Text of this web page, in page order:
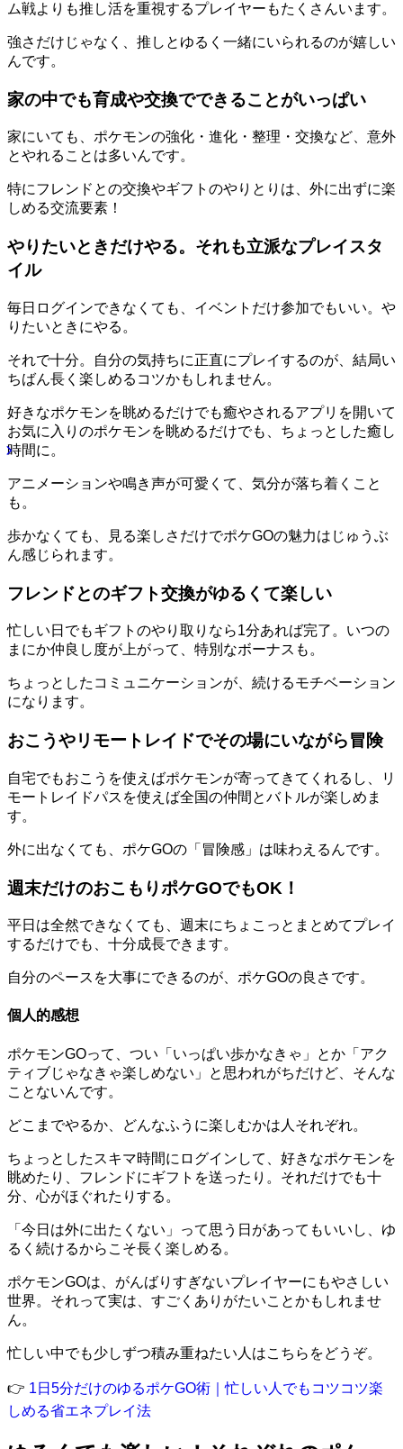
ム戦よりも推し活を重視するプレイヤーもたくさんいます。
強さだけじゃなく、推しとゆるく一緒にいられるのが嬉しい
んです。
家の中でも育成や交換でできることがいっぱい
家にいても、ポケモンの強化・進化・整理・交換など、意外
とやれることは多いんです。
特にフレンドとの交換やギフトのやりとりは、外に出ずに楽
しめる交流要素！
やりたいときだけやる。それも立派なプレイスタ
イル
毎日ログインできなくても、イベントだけ参加でもいい。や
りたいときにやる。
それで十分。自分の気持ちに正直にプレイするのが、結局い
ちばん長く楽しめるコツかもしれません。
好きなポケモンを眺めるだけでも癒やされるアプリを開いて
お気に入りのポケモンを眺めるだけでも、ちょっとした癒し
時間に。
アニメーションや鳴き声が可愛くて、気分が落ち着くこと
も。
歩かなくても、見る楽しさだけでポケGOの魅力はじゅうぶ
ん感じられます。
フレンドとのギフト交換がゆるくて楽しい
忙しい日でもギフトのやり取りなら1分あれば完了。いつの
まにか仲良し度が上がって、特別なボーナスも。
ちょっとしたコミュニケーションが、続けるモチベーション
になります。
おこうやリモートレイドでその場にいながら冒険
自宅でもおこうを使えばポケモンが寄ってきてくれるし、リ
モートレイドパスを使えば全国の仲間とバトルが楽しめま
す。
外に出なくても、ポケGOの「冒険感」は味わえるんです。
週末だけのおこもりポケGOでもOK！
平日は全然できなくても、週末にちょこっとまとめてプレイ
するだけでも、十分成長できます。
自分のペースを大事にできるのが、ポケGOの良さです。
個人的感想
ポケモンGOって、つい「いっぱい歩かなきゃ」とか「アク
ティブじゃなきゃ楽しめない」と思われがちだけど、そんな
ことないんです。
どこまでやるか、どんなふうに楽しむかは人それぞれ。
ちょっとしたスキマ時間にログインして、好きなポケモンを
眺めたり、フレンドにギフトを送ったり。それだけでも十
分、心がほぐれたりする。
「今日は外に出たくない」って思う日があってもいいし、ゆ
るく続けるからこそ長く楽しめる。
ポケモンGOは、がんばりすぎないプレイヤーにもやさしい
世界。それって実は、すごくありがたいことかもしれませ
ん。
忙しい中でも少しずつ積み重ねたい人はこちらをどうぞ。
👉 1日5分だけのゆるポケGO術｜忙しい人でもコツコツ楽
しめる省エネプレイ法